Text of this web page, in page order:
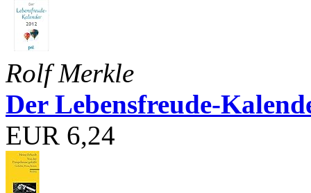
Rolf Merkle
Der Lebensfreude-
EUR 6,24